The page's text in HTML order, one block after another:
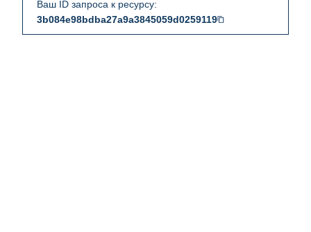
Ваш ID запроса к ресурсу:
3b084e98bdba27a9a3845059d0259119